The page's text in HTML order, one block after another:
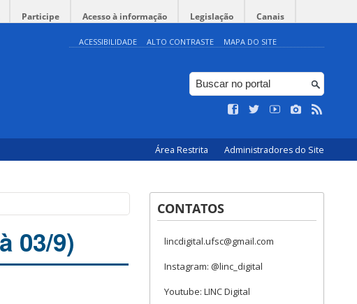
Participe Acesso à informação Legislação Canais
ACESSIBILIDADE ALTO CONTRASTE MAPA DO SITE
Área Restrita Administradores do Site
03/9)
CONTATOS
lincdigital.ufsc@gmail.com
Instagram: @linc_digital
Youtube: LINC Digital